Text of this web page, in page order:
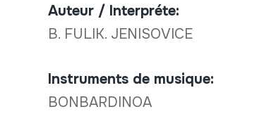
Auteur / Interpréte:
B. FULIK. JENISOVICE
Instruments de musique:
BONBARDINOA